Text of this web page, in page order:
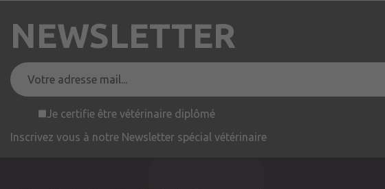
NEWSLETTER
Je certifie être vétérinaire diplômé
Inscrivez vous à notre Newsletter spécial vétérinaire